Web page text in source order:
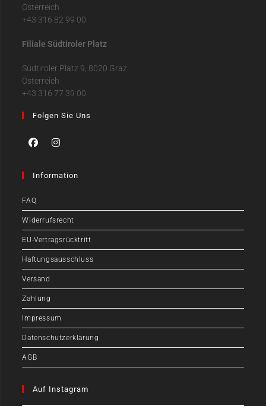
Österreich
+43 316 82 99 00
Filiale Südtiroler Platz
Südtiroler Platz 9, 8020 Graz
Österreich
+43 316 77 39 00
Folgen Sie Uns
Information
FAQ
Widerrufsrecht
EU-Vertragsrücktritt
Haftungsausschluss
Versand
Zahlung
Impressum
Datenschutzerklärung
AGB
Auf Instagram